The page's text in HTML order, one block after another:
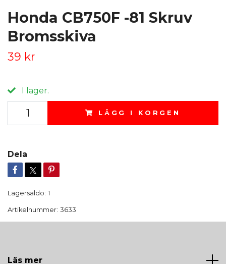
Honda CB750F -81 Skruv
Bromsskiva
39 kr
I lager.
LÄGG I KORGEN
Dela
Lagersaldo: 1
Artikelnummer: 3633
Läs mer